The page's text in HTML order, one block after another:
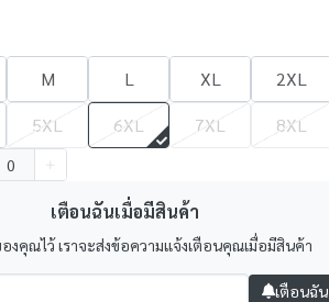
M L XL
2XL
5XL 6XL 7XL 8XL
เตือนฉันเมื่อมีสินค้า
งคุณไว้ เราจะส่งข้อความแจ้งเตือนคุณเมื่อมีสินค้า
เตือนฉัน